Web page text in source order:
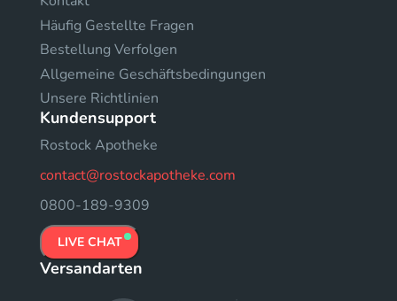
Häufig Gestellte Fragen
Bestellung Verfolgen
Allgemeine Geschäftsbedingungen
Unsere Richtlinien
Kundensupport
Rostock Apotheke
contact@rostockapotheke.com
0800-189-9309
LIVE CHAT
Versandarten